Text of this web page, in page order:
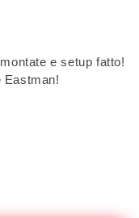
e setup fatto!
Eastman!